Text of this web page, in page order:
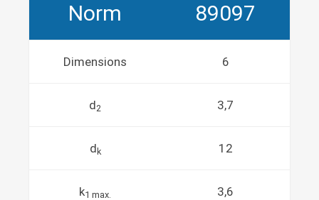
Norm 89097
Dimensions 6
d2 3,7
d k 12
k1 max. 3,6